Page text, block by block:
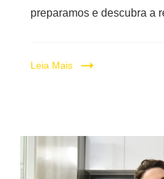
preparamos e descubra a
Leia Mais